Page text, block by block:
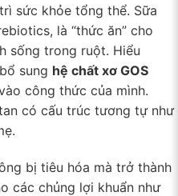
sức khỏe tổng thể. Sữa
là “thức ăn” cho
sống trong ruột. Hiểu
sung hệ chất xơ GOS
công thức của mình.
có cấu trúc tương tự như
bị tiêu hóa mà trở thành
các chủng lợi khuẩn như